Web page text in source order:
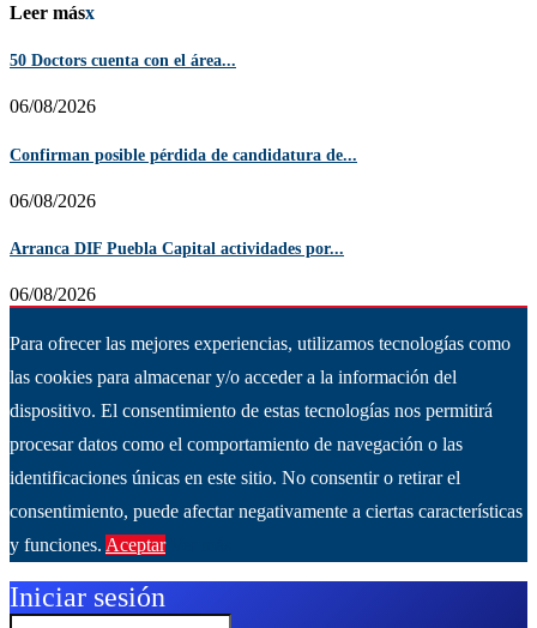
Leer másx
50 Doctors cuenta con el área...
06/08/2026
Confirman posible pérdida de candidatura de...
06/08/2026
Arranca DIF Puebla Capital actividades por...
06/08/2026
Para ofrecer las mejores experiencias, utilizamos tecnologías como
las cookies para almacenar y/o acceder a la información del
dispositivo. El consentimiento de estas tecnologías nos permitirá
procesar datos como el comportamiento de navegación o las
identificaciones únicas en este sitio. No consentir o retirar el
consentimiento, puede afectar negativamente a ciertas características
y funciones. Aceptar
Iniciar sesión